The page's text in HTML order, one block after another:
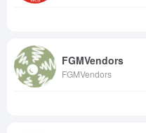
FGMVendors
FGMVendors